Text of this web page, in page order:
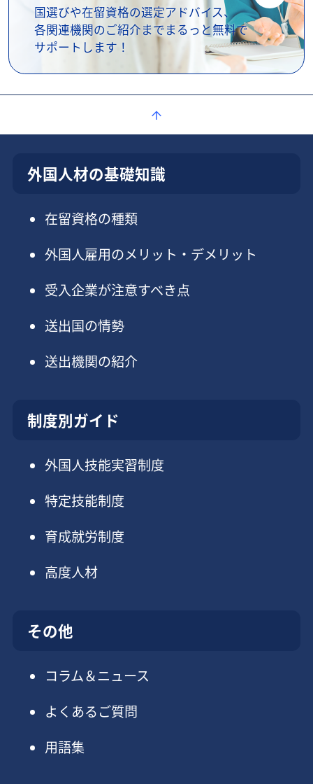
国選びや在留資格の選定アドバイス、
各関連機関のご紹介までまるっと無料で
サポートします！
外国人材の基礎知識
在留資格の種類
外国人雇用のメリット・デメリット
受入企業が注意すべき点
送出国の情勢
送出機関の紹介
制度別ガイド
外国人技能実習制度
特定技能制度
育成就労制度
高度人材
その他
コラム＆ニュース
よくあるご質問
用語集